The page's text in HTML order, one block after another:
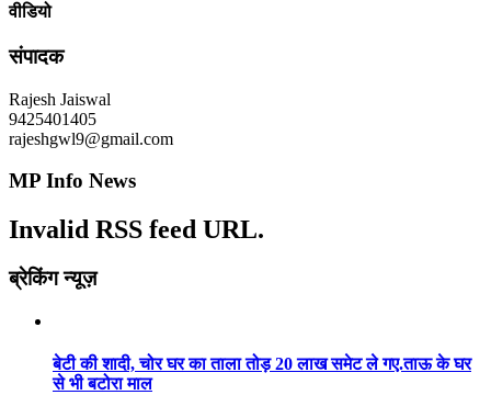
वीडियो
संपादक
Rajesh Jaiswal
9425401405
rajeshgwl9@gmail.com
MP Info News
Invalid RSS feed URL.
ब्रेकिंग न्यूज़
बेटी की शादी, चोर घर का ताला तोड़ 20 लाख समेट ले गए.ताऊ के घर
से भी बटोरा माल